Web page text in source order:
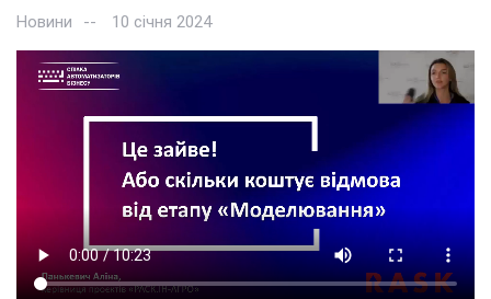
Новини 10 січня 2024